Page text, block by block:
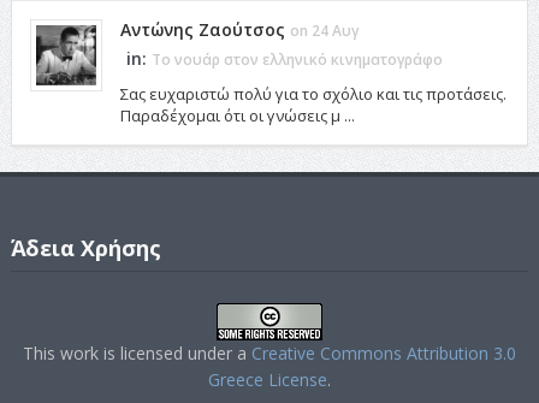
Αντώνης Ζαούτσος on 24 Αυγ
in: Το νουάρ στον ελληνικό κινηματογράφο
Σας ευχαριστώ πολύ για το σχόλιο και τις προτάσεις.
Παραδέχομαι ότι οι γνώσεις μ ...
Άδεια Χρήσης
This work is licensed under a Creative Commons Attribution 3.0
Greece License.